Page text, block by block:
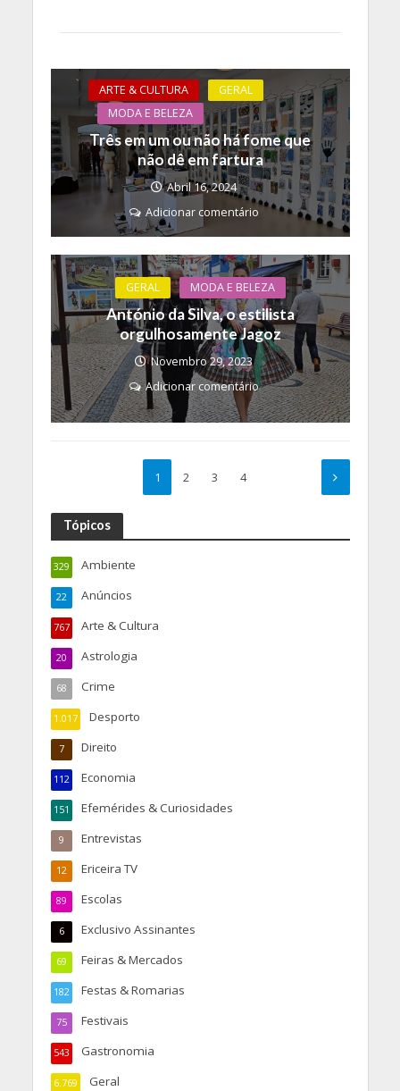
ARTE & CULTURA
GERAL
MODA E BELEZA
Três em um ou não há fome que
não dê em fartura
Abril 16, 2024
Adicionar comentário
GERAL MODA E BELEZA
António da Silva, o estilista
orgulhosamente Jagoz
Novembro 29, 2023
Adicionar comentário
1 2 3 4
Tópicos
Ambiente
329
Anúncios
22
Arte & Cultura
767
Astrologia
20
Crime
68
Desporto
1.017
Direito
7
Economia
112
Efemérides & Curiosidades
151
Entrevistas
9
Ericeira TV
12
Escolas
89
Exclusivo Assinantes
6
Feiras & Mercados
69
Festas & Romarias
182
Festivais
75
Gastronomia
543
Geral
6.769